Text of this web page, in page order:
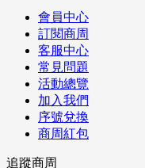
會員中心
訂閱商周
客服中心
常見問題
活動總覽
加入我們
序號兌換
商周紅包
追蹤商周